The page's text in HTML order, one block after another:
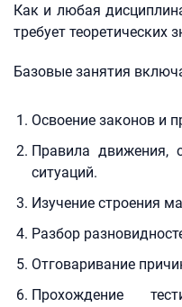
Как и любая
требует теоретических
Базовые занятия
Освоение законов и
Правила движения,
ситуаций.
Изучение строения
Разбор
Отговаривание
Прохождение